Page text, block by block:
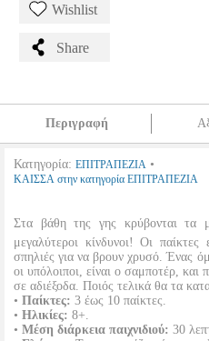
Wishlist
Share
Περιγραφή
Κατηγορία: ΕΠΙΤΡΑΠΕΖΙΑ •
ΚΑΙΣΣΑ στην κατηγορία ΕΠΙΤΡΑΠΕΖΙΑ
Στα βάθη της γης κρύβονται τα
μεγαλύτεροι κίνδυνοι! Οι
σπηλιές για να βρουν χρυσό. Ένας
οι υπόλοιποι, είναι ο σαμποτέρ, και
σε αδιέξοδα. Ποιός τελικά θα τα
• Παίκτες: 3 έως 10 παίκτες.
• Ηλικίες: 8+.
• Μέση διάρκεια παιχνιδιού: 30